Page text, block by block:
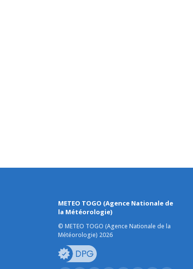
METEO TOGO (Agence Nationale de
la Météorologie)
© METEO TOGO (Agence Nationale de la
Météorologie) 2026